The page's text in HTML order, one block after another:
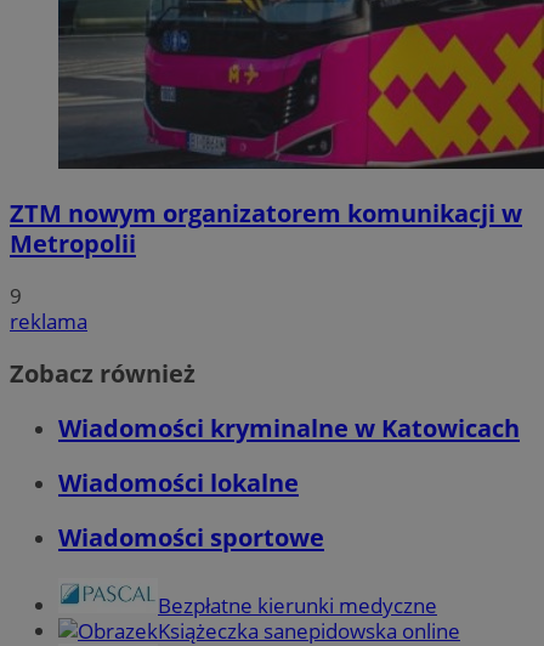
ZTM nowym organizatorem komunikacji w
Metropolii
9
reklama
Zobacz również
Wiadomości kryminalne w Katowicach
Wiadomości lokalne
Wiadomości sportowe
Bezpłatne kierunki medyczne
Książeczka sanepidowska online